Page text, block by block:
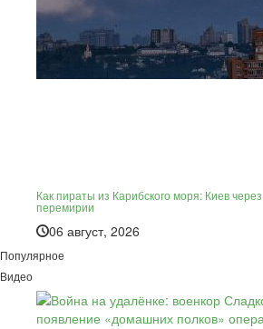
Как пираты из Карибского моря: Киев
перемирии
06 август, 2026
Популярное
Видео